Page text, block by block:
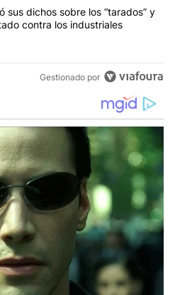
el título "Luis Caputo aclaró sus
sus dichos sobre los “tarados” y
contra los industriales
Gestionado por